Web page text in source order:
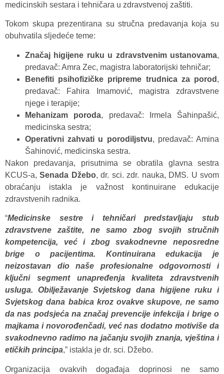
medicinskih sestara i tehničara u zdravstvenoj zaštiti.
Tokom skupa prezentirana su stručna predavanja koja su
obuhvatila sljedeće teme:
Značaj higijene ruku u zdravstvenim ustanovama,
predavač: Amra Zec, magistra laboratorijski tehničar;
Benefiti psihofizičke pripreme trudnica za porod ,
predavač: Fahira Imamović, magistra zdravstvene
njege i terapije;
Mehanizam poroda, predavač: Irmela Šahinpašić,
medicinska sestra;
Operativni zahvati u porodiljstvu, predavač: Amina
Šahinović, medicinska sestra.
Nakon predavanja, prisutnima se obratila glavna sestra
KCUS-a,Senada Džebo, dr. sci. zdr. nauka, DMS. U svom
obraćanju istakla je važnost kontinuirane edukacije
zdravstvenih radnika.
“Medicinske sestre i tehničari predstavljaju stub
zdravstvene zaštite, ne samo zbog svojih stručnih
kompetencija, već i zbog svakodnevne neposredne
brige o pacijentima. Kontinuirana edukacija je
neizostavan dio naše profesionalne odgovornosti i
ključni segment unapređenja kvaliteta zdravstvenih
usluga. Obilježavanje Svjetskog dana higijene ruku i
Svjetskog dana babica kroz ovakve skupove, ne samo
da nas podsjeća na značaj prevencije infekcija i brige o
majkama i novorođenčadi, već nas dodatno motiviše da
svakodnevno radimo na jačanju svojih znanja, vještina i
etičkih principa,” istakla je dr. sci. Džebo.
Organizacija ovakvih događaja doprinosi ne samo